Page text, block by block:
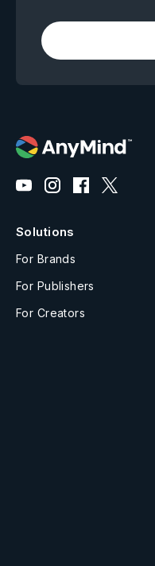
Solutions
For Brands
For Publishers
For Creators